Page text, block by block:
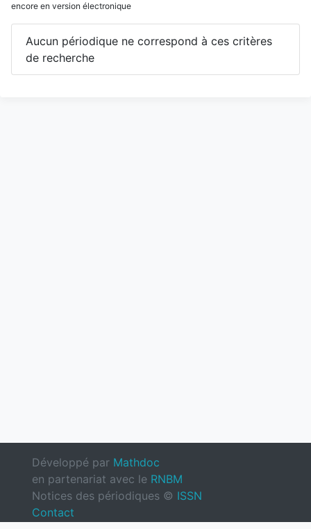
encore en version électronique
Aucun périodique ne correspond à ces critères
de recherche
Développé par Mathdoc
en partenariat avec le RNBM
Notices des périodiques © ISSN
Contact